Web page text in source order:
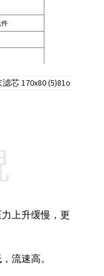
件
上升缓慢，更
流速高。